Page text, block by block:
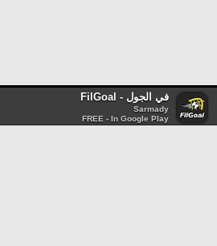
في الجول - FilGoal
Sarmady
FREE - In Google Play